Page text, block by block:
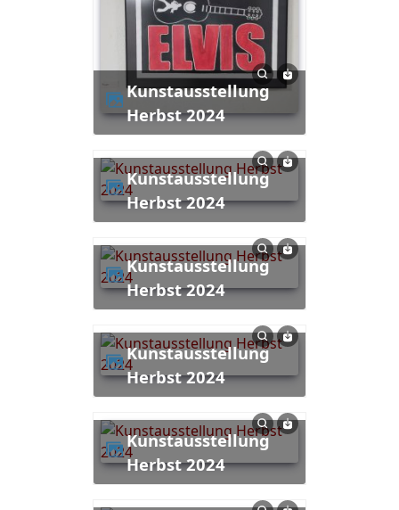
Kunstausstellung
Herbst 2024
Kunstausstellung
Herbst 2024
Kunstausstellung
Herbst 2024
Kunstausstellung
Herbst 2024
Kunstausstellung
Herbst 2024